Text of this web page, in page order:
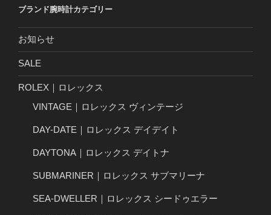
ブランド腕時計カテゴリー
お知らせ
SALE
ROLEX｜ロレックス
VINTAGE｜ロレックス ヴィンテージ
DAY-DATE｜ロレックス デイデイト
DAYTONA｜ロレックス デイトナ
SUBMARINER｜ロレックス サブマリーナ
SEA-DWELLER｜ロレックス シードゥエラー